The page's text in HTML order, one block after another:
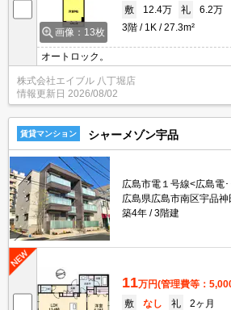
画像：13枚
敷
12.4万 礼
6.2万
3階
1K 27.3m²
オートロック。
株式会社エイブル 八丁堀店
情報更新日 2026/08/02
賃貸マンション シャーメゾン宇品
広島市電１号線<広島電
広島県広島市南区宇品神
築4年
3階建
11万円(管理費等：
敷
なし 礼
2ヶ月